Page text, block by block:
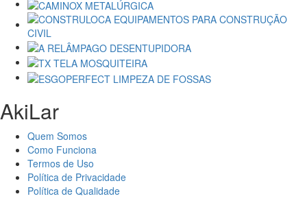
AkiLar
Quem Somos
Como Funciona
Termos de Uso
Política de Privacidade
Política de Qualidade